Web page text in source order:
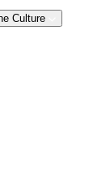
Culture